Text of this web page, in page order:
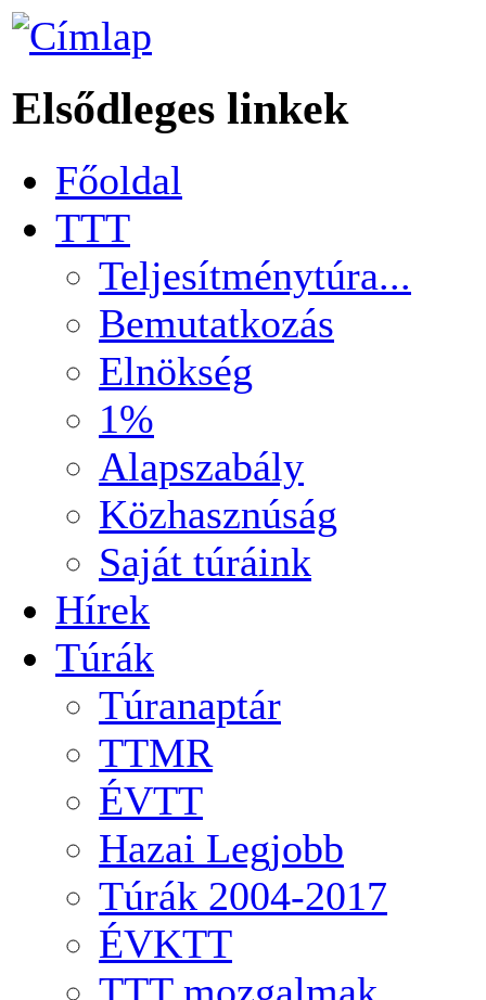
Elsődleges linkek
Főoldal
TTT
Teljesítménytúra...
Bemutatkozás
Elnökség
1%
Alapszabály
Közhasznúság
Saját túráink
Hírek
Túrák
Túranaptár
TTMR
ÉVTT
Hazai Legjobb
Túrák 2004-2017
ÉVKTT